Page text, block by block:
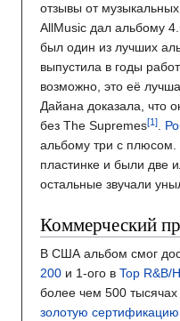
отзывы от
AllMusic дал альбому
был один из лучших
выпустила в годы
возможно, это её
Дайана доказала, что
без The Supremes
.
альбому три с плюсом.
пластинке и были две
остальные звучали
Коммерческий
В США альбом смог
200 и 1-ого в Top R&B/
более чем 500
золотую сертификацию